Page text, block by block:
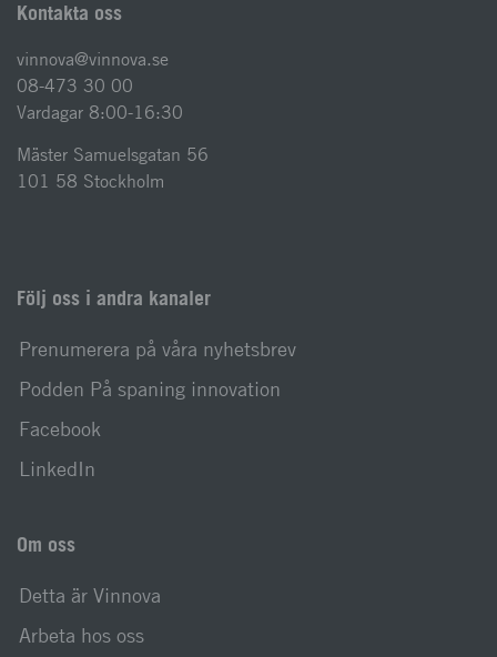
Kontakta oss
vinnova@vinnova.se
08-473 30 00
Vardagar 8:00-16:30
Mäster Samuelsgatan 56
101 58 Stockholm
Följ oss i andra kanaler
Prenumerera på våra nyhetsbrev
Podden På spaning innovation
Facebook
LinkedIn
Om oss
Detta är Vinnova
Arbeta hos oss